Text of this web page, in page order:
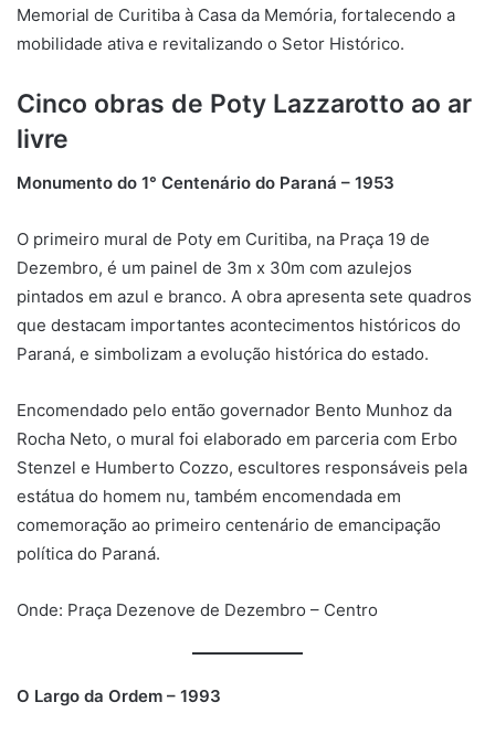
Memorial de Curitiba à Casa da Memória, fortalecendo a
mobilidade ativa e revitalizando o Setor Histórico.
Cinco obras de Poty Lazzarotto ao ar
livre
Monumento do 1° Centenário do Paraná – 1953
O primeiro mural de Poty em Curitiba, na Praça 19 de
Dezembro, é um painel de 3m x 30m com azulejos
pintados em azul e branco. A obra apresenta sete quadros
que destacam importantes acontecimentos históricos do
Paraná, e simbolizam a evolução histórica do estado.
Encomendado pelo então governador Bento Munhoz da
Rocha Neto, o mural foi elaborado em parceria com Erbo
Stenzel e Humberto Cozzo, escultores responsáveis pela
estátua do homem nu, também encomendada em
comemoração ao primeiro centenário de emancipação
política do Paraná.
Onde: Praça Dezenove de Dezembro – Centro
O Largo da Ordem – 1993